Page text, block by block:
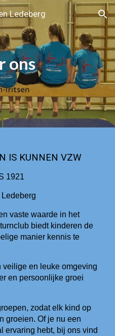
Skip to navigation
Ledeberg
ons
IS KUNNEN VZW
1921
vaste waarde in het
biedt kinderen de
manier kennis te
en leuke omgeving
en persoonlijke groei
zodat elk kind op
groeien. Of je nu een
ervaring hebt, bij ons vind